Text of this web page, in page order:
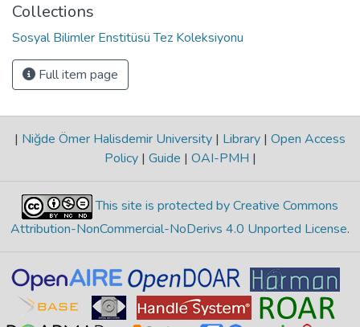
Collections
Sosyal Bilimler Enstitüsü Tez Koleksiyonu
Full item page
| Niğde Ömer Halisdemir University | Library | Open Access
Policy | Guide | OAI-PMH |
This site is protected by Creative Commons
Attribution-NonCommercial-NoDerivs 4.0 Unported License.